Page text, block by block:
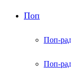
Поп
Поп-
Поп-